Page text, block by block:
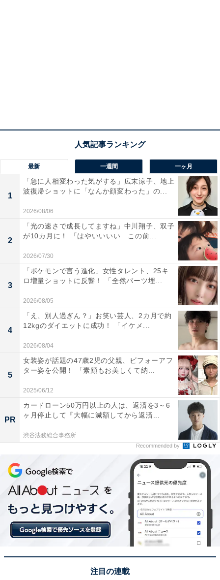
最新 一週間 一ヶ月
1
「急に人相変わった気がする」広末涼子、地上
波復帰ショットに「なんか顔変わった」の...
2026/08/06
2
「光の速さで成長してますね」中川翔子、双子
が10カ月に！ 「はやいいいい この前...
2026/07/30
3
「ポケモンで言う進化」女性タレント、25キ
ロ増量ショットに反響！ 「全然パーツ埋...
2026/08/05
4
「え、別人過ぎん？」お笑い芸人、2カ月で約
12kgのダイエットに成功！ 「イケメ...
2026/08/04
5
女装姿が話題の47歳2児の父親、ビフォーアフ
ター姿を公開！ 「素顔もお美しくて納...
2025/06/12
PR
カードローン50万円以上の人は、返済を3～6
ヶ月停止して『大幅に減額してから返済...
渋谷法務総合事務所
Recommended by
注目の連載